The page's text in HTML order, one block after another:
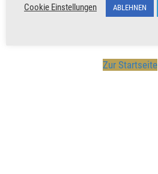
Zur Startseite
Cookie Einstellungen ABLEHNEN